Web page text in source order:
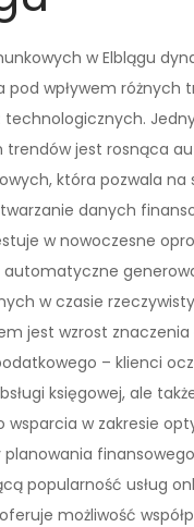
w Elblągu
pod wpływem różnych
technologicznych.
trendów jest rosnąca
która pozwala na
danych
w nowoczesne
automatyczne
w czasie
jest wzrost znaczenia
– klienci
księgowej, ale
wsparcia w zakresie
popularność usług
możliwość